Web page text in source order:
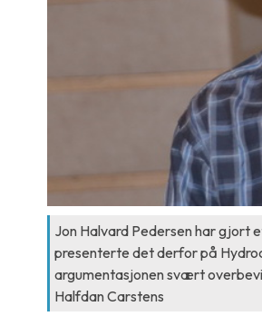
Jon Halvard Pedersen har gjort
presenterte det derfor på
argumentasjonen svært
Halfdan Carstens